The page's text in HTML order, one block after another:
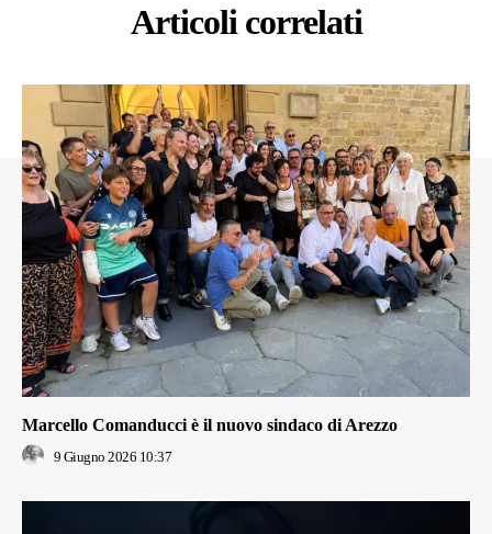
Articoli correlati
Marcello Comanducci è il nuovo sindaco di Arezzo
9 Giugno 2026 10:37